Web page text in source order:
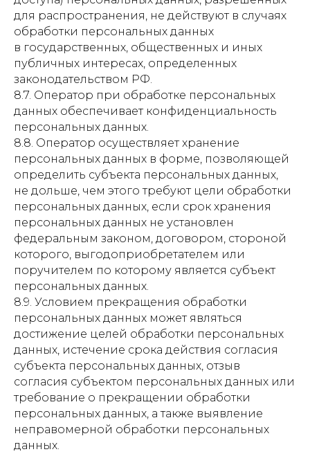
для распространения, не действуют в случаях
обработки персональных данных
в государственных, общественных и иных
публичных интересах, определенных
законодательством РФ.
8.7. Оператор при обработке персональных
данных обеспечивает конфиденциальность
персональных данных.
8.8. Оператор осуществляет хранение
персональных данных в форме, позволяющей
определить субъекта персональных данных,
не дольше, чем этого требуют цели обработки
персональных данных, если срок хранения
персональных данных не установлен
федеральным законом, договором, стороной
которого, выгодоприобретателем или
поручителем по которому является субъект
персональных данных.
8.9. Условием прекращения обработки
персональных данных может являться
достижение целей обработки персональных
данных, истечение срока действия согласия
субъекта персональных данных, отзыв
согласия субъектом персональных данных или
требование о прекращении обработки
персональных данных, а также выявление
неправомерной обработки персональных
данных.